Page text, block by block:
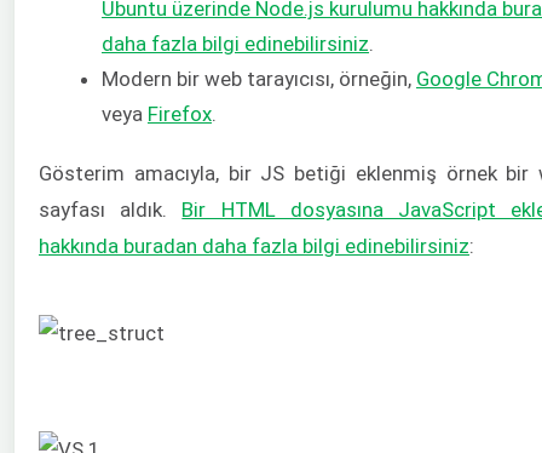
Ubuntu üzerinde Node.js kurulumu hakkında
daha fazla bilgi edinebilirsiniz.
Modern bir web tarayıcısı, örneğin, Google
veya Firefox.
Gösterim amacıyla, bir JS betiği eklenmiş örnek bir
sayfası aldık. Bir HTML dosyasına JavaScript
hakkında buradan daha fazla bilgi edinebilirsiniz: